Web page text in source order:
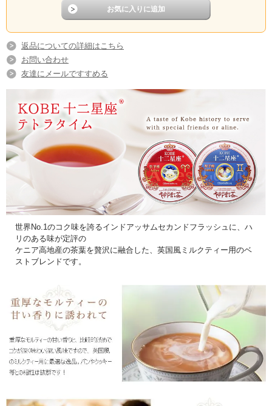
返品についての詳細はこちら
お問い合わせ
友達にメールですすめる
世界No.1のコク味を誇るインドアッサムセカンドフラッシュに、ハ
リのある味が定評の
ケニア高地産の茶葉を贅沢に融合した、英国風ミルクティー用のベ
ストブレンドです。